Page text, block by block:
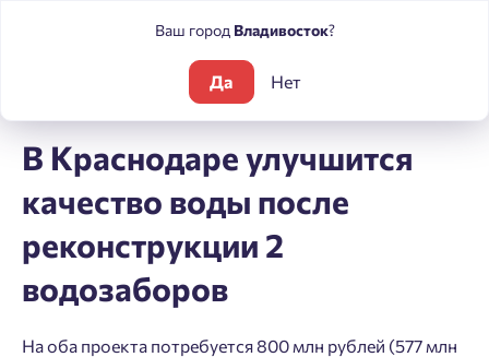
В Краснодаре улучшится качество воды
В Краснодаре улучшится
качество воды после
реконструкции 2
водозаборов
На оба проекта потребуется 800 млн рублей (577 млн
Ваш город Владивосток?
Да Нет